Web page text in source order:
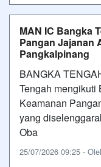
MAN IC Bangka
Pangan Jajanan
Pangkalpinang
BANGKA
Tengah mengikuti
Keamanan
yang
Oba
25/07/2026 09:25 -